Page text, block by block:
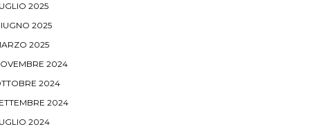
2025
2025
2025
2024
2024
2024
2024